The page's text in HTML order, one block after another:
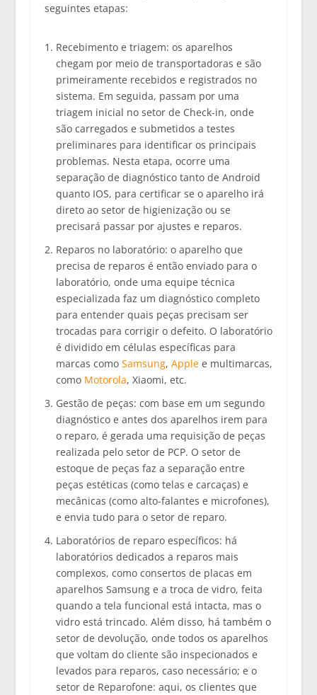
seguintes etapas:
Recebimento e triagem: os aparelhos
chegam por meio de transportadoras e são
primeiramente recebidos e registrados no
sistema. Em seguida, passam por uma
triagem inicial no setor de Check-in, onde
são carregados e submetidos a testes
preliminares para identificar os principais
problemas. Nesta etapa, ocorre uma
separação de diagnóstico tanto de Android
quanto IOS, para certificar se o aparelho irá
direto ao setor de higienização ou se
precisará passar por ajustes e reparos.
Reparos no laboratório: o aparelho que
precisa de reparos é então enviado para o
laboratório, onde uma equipe técnica
especializada faz um diagnóstico completo
para entender quais peças precisam ser
trocadas para corrigir o defeito. O laboratório
é dividido em células específicas para
marcas como Samsung, Applee multimarcas,
como Motorola, Xiaomi, etc.
Gestão de peças: com base em um segundo
diagnóstico e antes dos aparelhos irem para
o reparo, é gerada uma requisição de peças
realizada pelo setor de PCP. O setor de
estoque de peças faz a separação entre
peças estéticas (como telas e carcaças) e
mecânicas (como alto-falantes e microfones),
e envia tudo para o setor de reparo.
Laboratórios de reparo específicos: há
laboratórios dedicados a reparos mais
complexos, como consertos de placas em
aparelhos Samsung e a troca de vidro, feita
quando a tela funcional está intacta, mas o
vidro está trincado. Além disso, há também o
setor de devolução, onde todos os aparelhos
que voltam do cliente são inspecionados e
levados para reparos, caso necessário; e o
setor de Reparofone: aqui, os clientes que